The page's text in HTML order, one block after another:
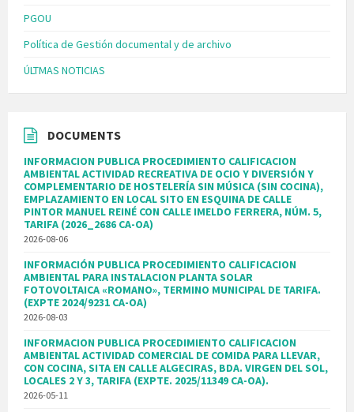
PGOU
Política de Gestión documental y de archivo
ÚLTMAS NOTICIAS
DOCUMENTS
INFORMACION PUBLICA PROCEDIMIENTO CALIFICACION
AMBIENTAL ACTIVIDAD RECREATIVA DE OCIO Y DIVERSIÓN Y
COMPLEMENTARIO DE HOSTELERÍA SIN MÚSICA (SIN COCINA),
EMPLAZAMIENTO EN LOCAL SITO EN ESQUINA DE CALLE
PINTOR MANUEL REINÉ CON CALLE IMELDO FERRERA, NÚM. 5,
TARIFA (2026_2686 CA-OA)
2026-08-06
INFORMACIÓN PUBLICA PROCEDIMIENTO CALIFICACION
AMBIENTAL PARA INSTALACION PLANTA SOLAR
FOTOVOLTAICA «ROMANO», TERMINO MUNICIPAL DE TARIFA.
(EXPTE 2024/9231 CA-OA)
2026-08-03
INFORMACION PUBLICA PROCEDIMIENTO CALIFICACION
AMBIENTAL ACTIVIDAD COMERCIAL DE COMIDA PARA LLEVAR,
CON COCINA, SITA EN CALLE ALGECIRAS, BDA. VIRGEN DEL SOL,
LOCALES 2 Y 3, TARIFA (EXPTE. 2025/11349 CA-OA).
2026-05-11